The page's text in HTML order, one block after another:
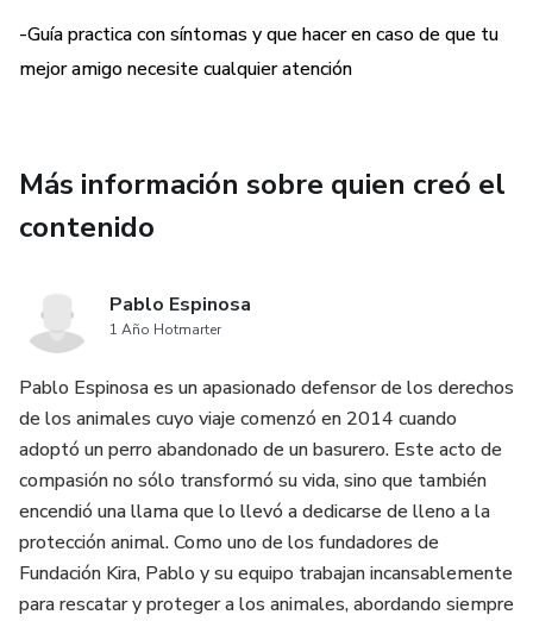
-Guía practica con síntomas y que hacer en caso de que tu
mejor amigo necesite cualquier atención
Más información sobre quien creó el
contenido
Pablo Espinosa
1 Año Hotmarter
Pablo Espinosa es un apasionado defensor de los derechos
de los animales cuyo viaje comenzó en 2014 cuando
adoptó un perro abandonado de un basurero. Este acto de
compasión no sólo transformó su vida, sino que también
encendió una llama que lo llevó a dedicarse de lleno a la
protección animal. Como uno de los fundadores de
Fundación Kira, Pablo y su equipo trabajan incansablemente
para rescatar y proteger a los animales, abordando siempre